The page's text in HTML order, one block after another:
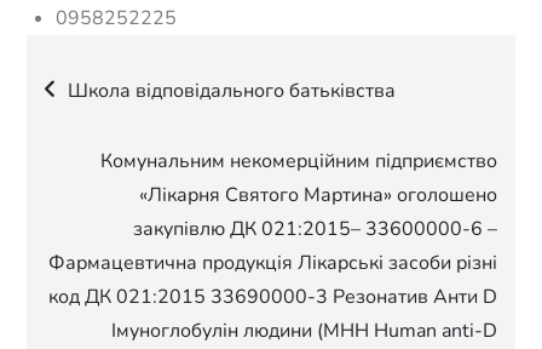
0958252225
Навігація
записів
Школа відповідального батьківства
Комунальним некомерційним підприємство
«Лікарня Святого Мартина» оголошено
закупівлю ДК 021:2015– 33600000-6 –
Фармацевтична продукція Лікарські засоби різні
код ДК 021:2015 33690000-3 Резонатив Анти D
Імуноглобулін людини (МНН Human anti-D